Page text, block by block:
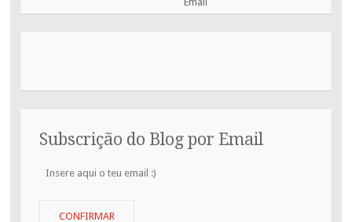
Subscrição do Blog por Email
Insere
CONFIRMAR